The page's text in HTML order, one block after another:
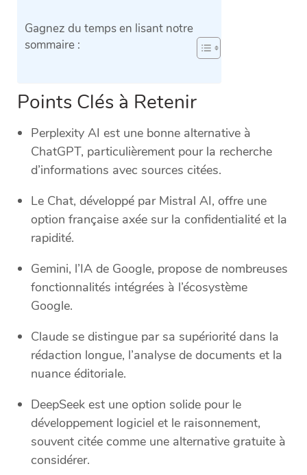
Gagnez du temps en lisant notre
sommaire :
Points Clés à Retenir
Perplexity AI est une bonne alternative à
ChatGPT, particulièrement pour la recherche
d’informations avec sources citées.
Le Chat, développé par Mistral AI, offre une
option française axée sur la confidentialité et la
rapidité.
Gemini, l’IA de Google, propose de nombreuses
fonctionnalités intégrées à l’écosystème
Google.
Claude se distingue par sa supériorité dans la
rédaction longue, l’analyse de documents et la
nuance éditoriale.
DeepSeek est une option solide pour le
développement logiciel et le raisonnement,
souvent citée comme une alternative gratuite à
considérer.